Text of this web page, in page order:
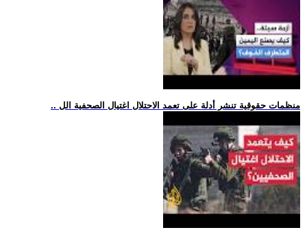
.. منظمات حقوقية تنشر أدلة على تعمد الاحتلال اغتيال الصحفية الل